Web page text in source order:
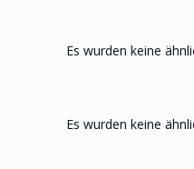
Es wurden keine
Es wurden keine